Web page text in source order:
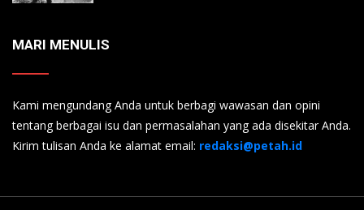
MARI MENULIS
Kami mengundang Anda untuk berbagi wawasan dan opini
tentang berbagai isu dan permasalahan yang ada disekitar Anda.
Kirim tulisan Anda ke alamat email: redaksi@petah.id